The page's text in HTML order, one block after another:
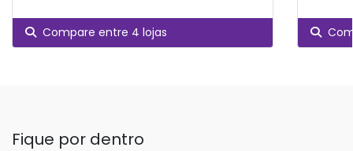
Compare entre 4 lojas
Fique por dentro